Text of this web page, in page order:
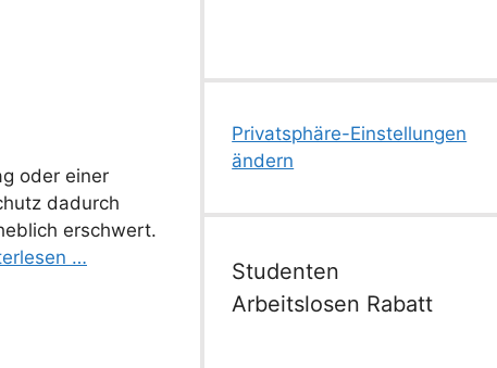
oder einer
dadurch
erschwert.
…
Privatsphäre-Einstellungen
ändern
Studenten
Arbeitslosen Rabatt